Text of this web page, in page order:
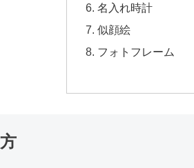
名入れ時計
似顔絵
フォトフレーム